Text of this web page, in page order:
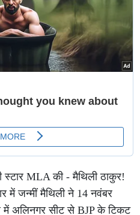
MLA की - मैथिली ठाकुर!
में जन्मीं मैथिली ने 14 नवंबर
में अलिनगर सीट से BJP के टिकट